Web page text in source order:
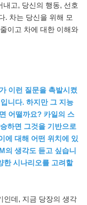
고, 당신의 행동, 선호
. 차는 당신을 위해 모
이고 차에 대한 이해와
이런 질문을 촉발시켰
니다. 하지만 그 지능
어떨까요? 카일의 스
하면 그것을 기반으로
에 대해 어떤 위치에 있
의 생각도 듣고 싶습니
한 시나리오를 고려할
데, 지금 당장의 생각